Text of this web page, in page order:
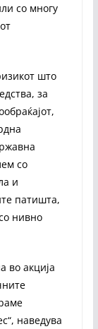
со многу
што
за
со
и
патишта,
нивно
во акција
наведува